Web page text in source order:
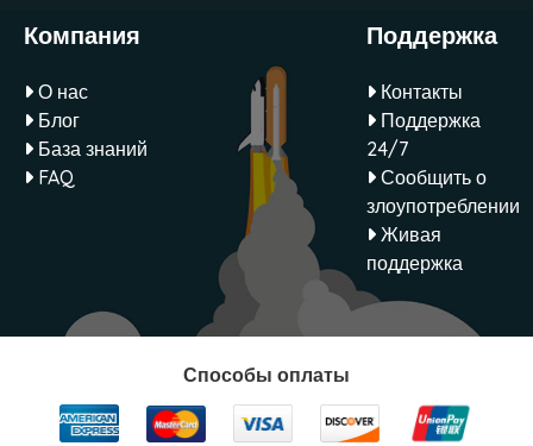
Компания
О нас
Блог
База знаний
FAQ
Поддержка
Контакты
Поддержка
24/7
Сообщить о
злоупотреблении
Живая
поддержка
Способы оплаты